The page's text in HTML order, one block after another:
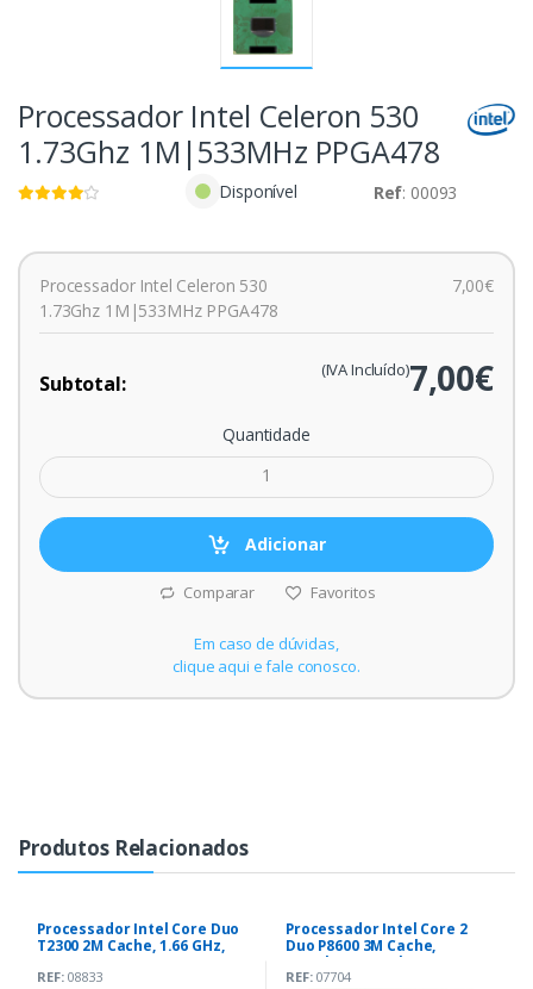
Processador Intel Celeron 530
1.73Ghz 1M|533MHz PPGA478
Disponível Ref: 00093
Processador Intel Celeron 530
1.73Ghz 1M|533MHz PPGA478
7,00€
Subtotal: 7,00€
(IVA Incluído)
Quantidade
Adicionar
Comparar Favoritos
Em caso de dúvidas,
clique aqui e fale conosco.
Produtos Relacionados
Processador Intel Core Duo
T2300 2M Cache, 1.66 GHz,
REF:08833
Processador Intel Core 2
Duo P8600 3M Cache,
2.40Ghz, 1066 Mhz
REF:07704